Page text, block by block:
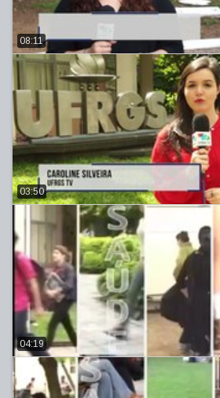
08:11
03:50
04:19